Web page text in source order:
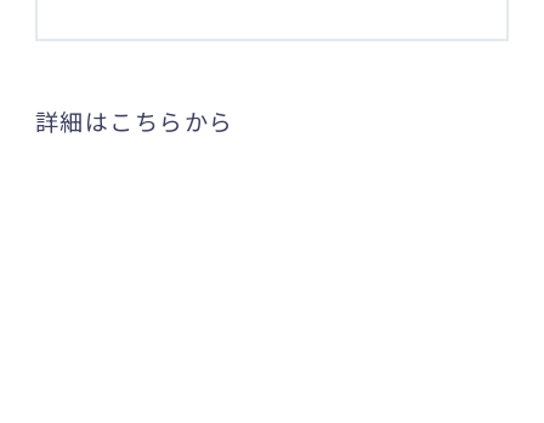
詳細はこちらから